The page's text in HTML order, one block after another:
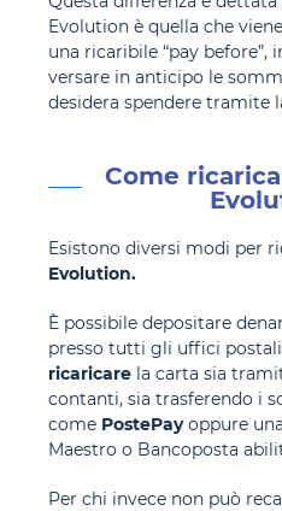
Evolution è quella che
una ricaribile “pay before”,
versare in anticipo le
desidera spendere tramite
Come
Esistono diversi modi per
Evolution.
È possibile depositare
presso tutti gli uffici
ricaricare la carta sia
contanti, sia trasferendo i
come PostePayoppure
Maestro o Bancoposta
Per chi invece non può